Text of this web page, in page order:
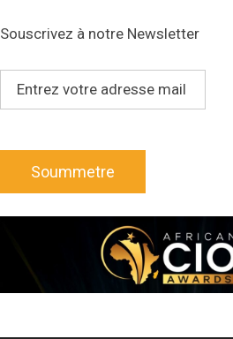
Souscrivez à notre Newsletter